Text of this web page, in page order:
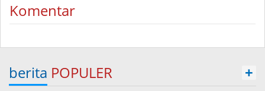
Komentar
berita POPULER +